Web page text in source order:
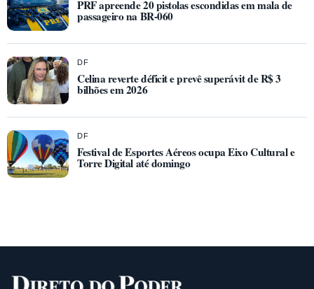
PRF apreende 20 pistolas escondidas em mala de
passageiro na BR-060
DF
Celina reverte déficit e prevê superávit de R$ 3
bilhões em 2026
DF
Festival de Esportes Aéreos ocupa Eixo Cultural e
Torre Digital até domingo